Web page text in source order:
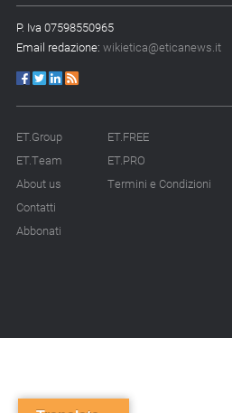
P. Iva 07598550965
Email redazione: wikietica@eticanews.it
ET.Group
ET.Team
About us
Contatti
Abbonati
ET.FREE
ET.PRO
Termini e Condizioni